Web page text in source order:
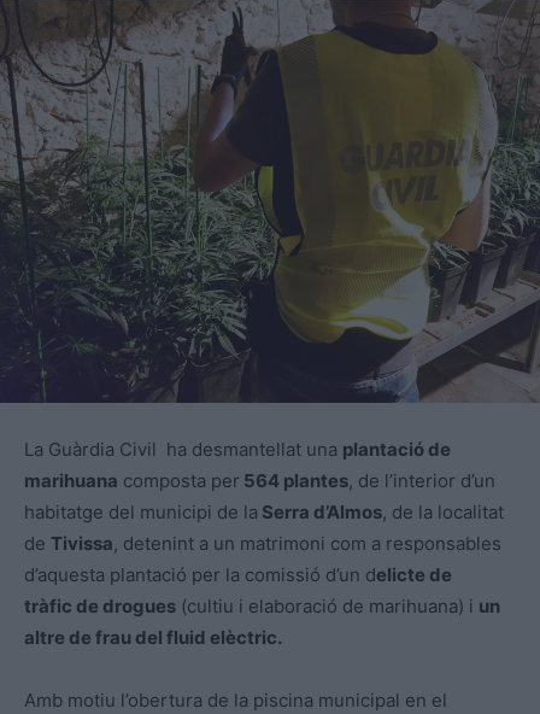
La Guàrdia Civil ha desmantellat una plantació de
marihuana composta per 564 plantes, de l’interior d’un
habitatge del municipi de la Serra d’Almos, de la localitat
de Tivissa, detenint a un matrimoni com a responsables
d’aquesta plantació per la comissió d’un delicte de
tràfic de drogues (cultiu i elaboració de marihuana) i un
altre de frau del fluid elèctric.
Amb motiu l’obertura de la piscina municipal en el